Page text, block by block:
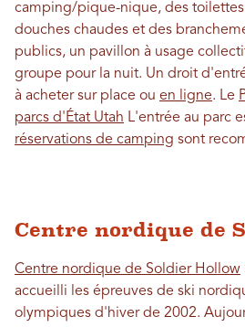
camping/pique-nique, des
douches chaudes et des
publics, un pavillon à usage
groupe pour la nuit. Un droit
à acheter sur place ou en ligne. Le
parcs d'État Utah L'entrée au parc
réservations de camping sont
Centre nordique de
Centre nordique de Soldier Hollow
accueilli les épreuves de ski
olympiques d'hiver de 2002.